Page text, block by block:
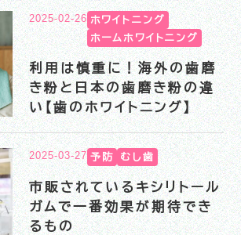
2025-02-26 ホワイトニング
ホームホワイトニング
利用は慎重に！海外の歯磨
き粉と日本の歯磨き粉の違
い【歯のホワイトニング】
2025-03-27 予防 むし歯
市販されているキシリトール
ガムで一番効果が期待でき
るもの